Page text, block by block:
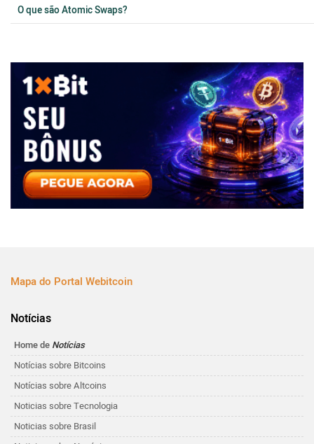
O que são Atomic Swaps?
Mapa do Portal Webitcoin
Notícias
Home de Notícias
Notícias sobre Bitcoins
Notícias sobre Altcoins
Noticias sobre Tecnologia
Noticias sobre Brasil